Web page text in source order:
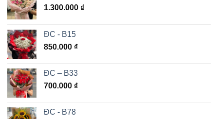
1.300.000 ₫
ĐC - B15
850.000 ₫
ĐC – B33
700.000 ₫
ĐC - B78